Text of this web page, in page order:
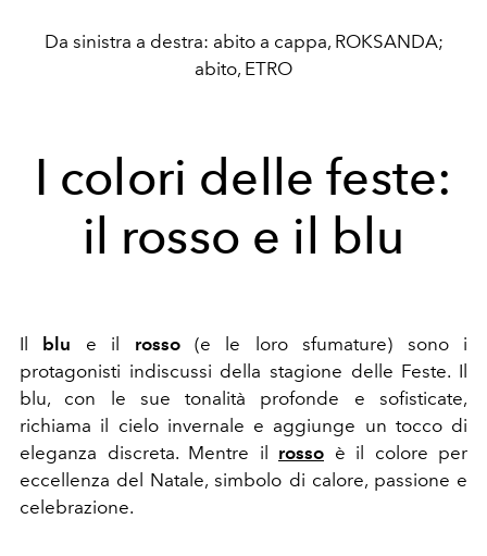
Da sinistra a destra: abito a cappa, ROKSANDA;
abito, ETRO
I colori delle feste:
il rosso e il blu
Il blu e il rosso(e le loro sfumature) sono i
protagonisti indiscussi della stagione delle Feste. Il
blu, con le sue tonalità profonde e sofisticate,
richiama il cielo invernale e aggiunge un tocco di
eleganza discreta. Mentre il rosso è il colore per
eccellenza del Natale, simbolo di calore, passione e
celebrazione.